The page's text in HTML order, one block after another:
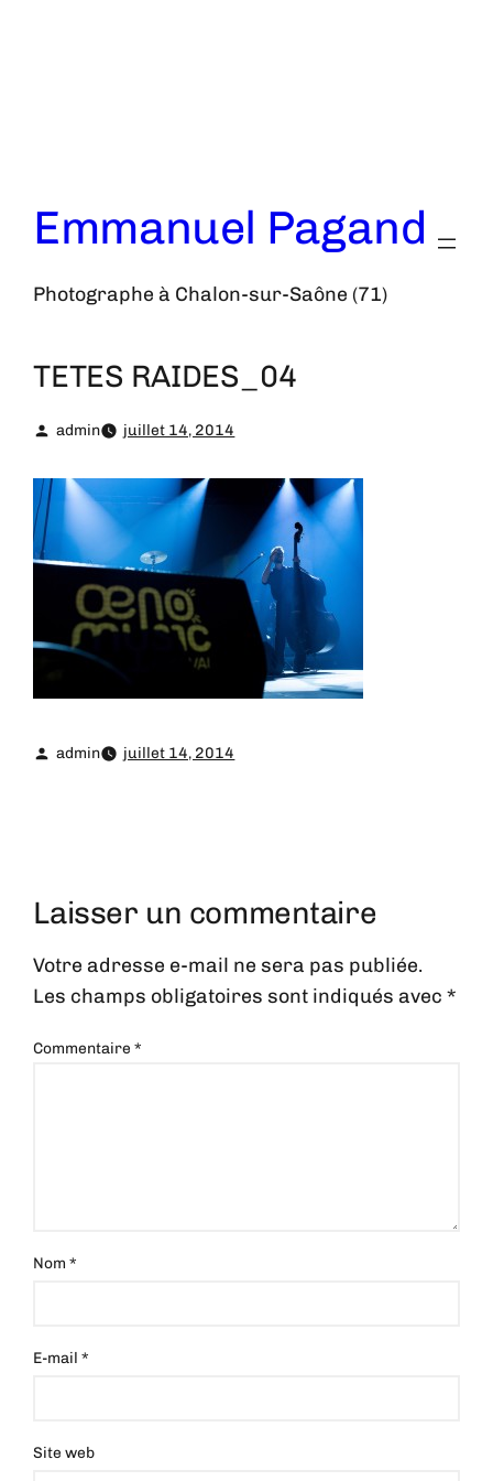
Emmanuel Pagand
Photographe à Chalon-sur-Saône (71)
TETES RAIDES_04
admin juillet 14, 2014
admin juillet 14, 2014
Laisser un commentaire
Votre adresse e-mail ne sera pas publiée.
Les champs obligatoires sont indiqués avec*
Commentaire*
Nom*
E-mail*
Site web